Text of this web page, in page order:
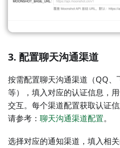
3. 配置聊天沟通渠道
按需配置聊天沟通渠道（QQ
等），填入对应的认证信息，
交互。每个渠道配置获取认证
请参考： 聊天沟通渠道配置。
选择对应的通知渠道，填入相